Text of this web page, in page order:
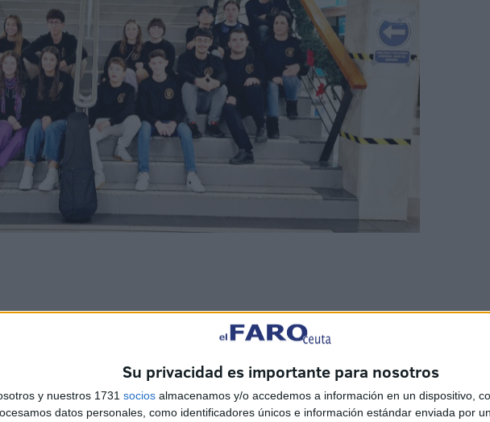
Su privacidad es importante para nosotros
y nuestros 1731 socios almacenamos y/o accedemos a información en un dispositivo,
datos personales, como identificadores únicos e información estándar enviada por
con un compañero que vive en la ciudad de destino. Pretenden darle
vez tienen intención de llevarlo a cabo en una población más